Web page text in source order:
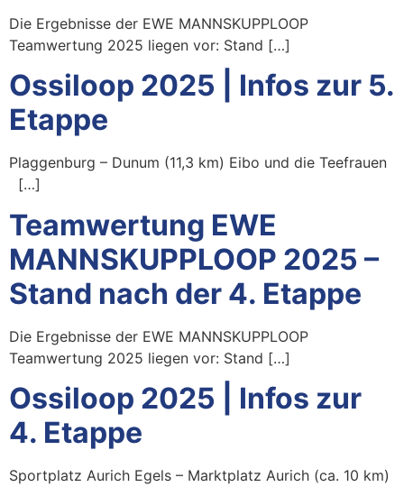
Die Ergebnisse der EWE MANNSKUPPLOOP
Teamwertung 2025 liegen vor: Stand […]
Ossiloop 2025 | Infos zur 5.
Etappe
Plaggenburg – Dunum (11,3 km) Eibo und die Teefrauen
[…]
Teamwertung EWE
MANNSKUPPLOOP 2025 –
Stand nach der 4. Etappe
Die Ergebnisse der EWE MANNSKUPPLOOP
Teamwertung 2025 liegen vor: Stand […]
Ossiloop 2025 | Infos zur
4. Etappe
Sportplatz Aurich Egels – Marktplatz Aurich (ca. 10 km)